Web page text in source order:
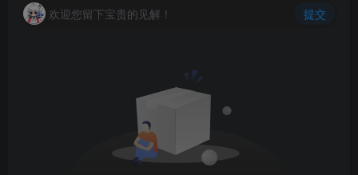
欢迎您留下宝贵的见解！ 提交